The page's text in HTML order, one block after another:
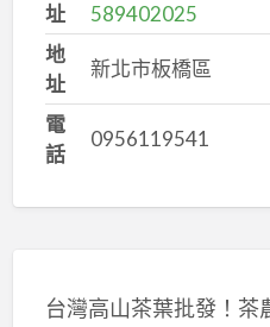
址
589402025
地
址
新北市板橋區
電
話
0956119541
台灣高山茶葉批發！茶